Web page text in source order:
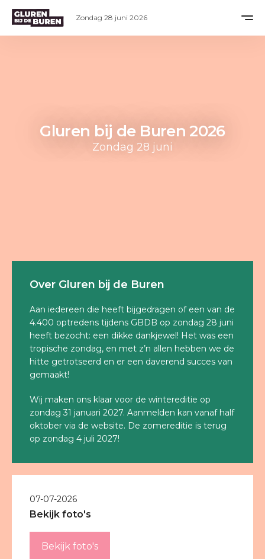
Gluren bij de Buren 2026
Zondag 28 juni
Over Gluren bij de Buren
Aan iedereen die heeft bijgedragen of een van de
4.400 optredens tijdens GBDB op zondag 28 juni
heeft bezocht: een dikke dankjewel! Het was een
tropische zondag, en met z’n allen hebben we de
hitte getrotseerd en er een daverend succes van
gemaakt!
Wij maken ons klaar voor de wintereditie op
zondag 31 januari 2027. Aanmelden kan vanaf half
oktober via de website. De zomereditie is terug
op zondag 4 juli 2027!
07-07-2026
Bekijk foto's
Bekijk foto's
Zondag 28 juni 2026